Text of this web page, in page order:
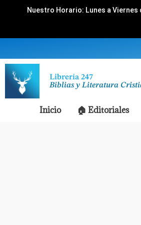
Nuestro Horario: Lunes a Viernes
Librería 247
Biblias y Literatura
Inicio 🏠 Editoriales